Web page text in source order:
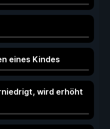
eines Kindes
wird erhöht